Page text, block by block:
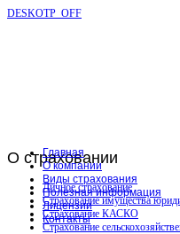
DESKOTP_OFF
О страховании
Личное страхование
Страхование имущества
Страхование КАСКО
Страхование
Главная
О компании
Виды страхования
Полезная информация
Лицензии
Контакты